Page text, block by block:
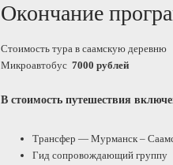
Окончание
Стоимость тура в саамскую деревню
Микроавтобус 7000 рублей
В стоимость путешествия
Трансфер — Мурманск –
Гид сопровождающий группу